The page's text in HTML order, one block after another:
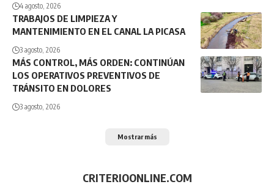
4 agosto, 2026
TRABAJOS DE LIMPIEZA Y
MANTENIMIENTO EN EL CANAL LA PICASA
3 agosto, 2026
MÁS CONTROL, MÁS ORDEN: CONTINÚAN
LOS OPERATIVOS PREVENTIVOS DE
TRÁNSITO EN DOLORES
3 agosto, 2026
Mostrar más
CRITERIOONLINE.COM